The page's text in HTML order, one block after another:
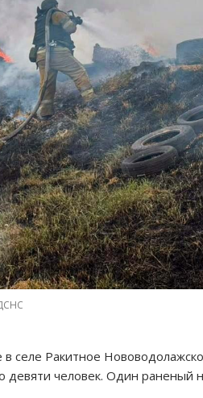
в селе Ракитное
девяти человек. Один раненый